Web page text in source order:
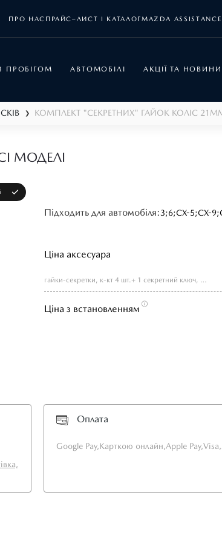
ПРО НАС ПРАЙС–ЛИСТ І КАТАЛОГMAZDA ASSISTANCE
ПРОБІГОМ АВТОМОБІЛІ АКЦІЇ ТА НОВИНИ
❯
МОДЕЛІ
Підходить для автомобіля:3;6;CX-5;CX-9;
Ціна аксесуара
гайки-секретки, к-кт 4 шт.+ 1 секретний ключ, під 21 мм гайку
Ціна з встановленням
Оплата
Google Pay,Карткою онлайн,Apple Pay,Visa,